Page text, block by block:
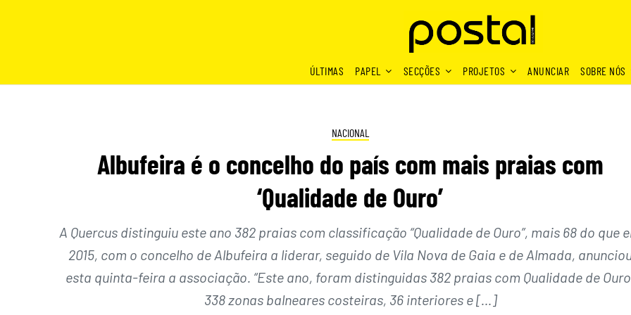
ÚLTIMAS
PAPEL SECÇÕES PROJETOS ANUNCIAR SOBRE NÓS
NACIONAL
Albufeira é o concelho do país com mais praias com
‘Qualidade de Ouro’
A Quercus distinguiu este ano 382 praias com classificação “Qualidade de Ouro”, mais 68 do que
2015, com o concelho de Albufeira a liderar, seguido de Vila Nova de Gaia e de Almada,
esta quinta-feira a associação. “Este ano, foram distinguidas 382 praias com Qualidade de
338 zonas balneares costeiras, 36 interiores e […]